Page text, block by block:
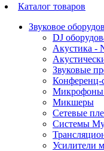
Каталог товаров
Звуковое
DJ
Акустика -
Звуковые
Конференц-
Микрофоны
Микшеры
Сетевые
Системы
Усилители